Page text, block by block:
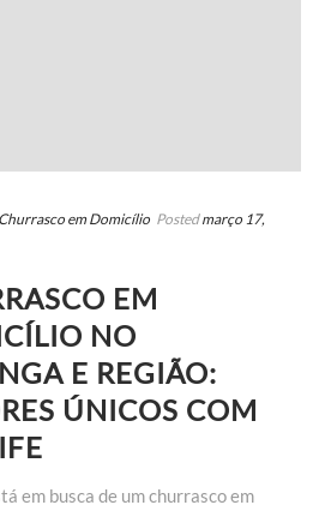
Churrasco em Domicílio Posted março 17,
EM
NO
E REGIÃO:
ÚNICOS COM
em busca de um churrasco em